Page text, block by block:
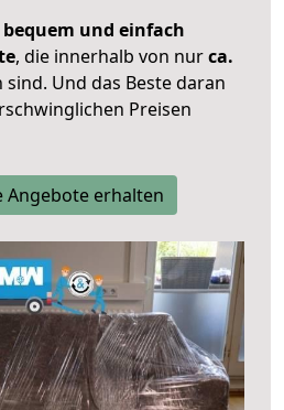
bequem und einfach
, die innerhalb von nurca.
sind. Und das Beste daran
Preisen
Angebote erhalten